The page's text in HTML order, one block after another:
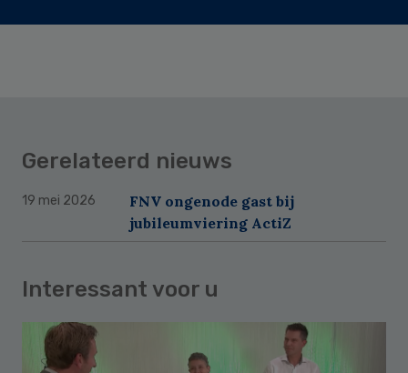
Gerelateerd nieuws
19 mei 2026
FNV ongenode gast bij
jubileumviering ActiZ
Interessant voor u